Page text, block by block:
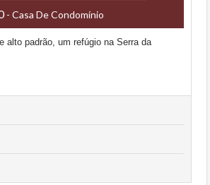
- Casa De Condomínio
alto padrão, um refúgio na Serra da